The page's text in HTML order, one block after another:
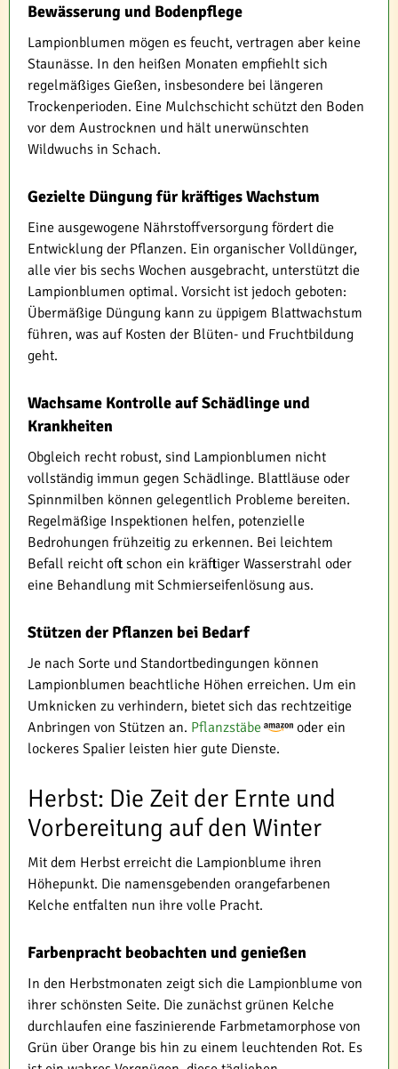
Bewässerung und Bodenpflege
Lampionblumen mögen es feucht, vertragen aber keine
Staunässe. In den heißen Monaten empfiehlt sich
regelmäßiges Gießen, insbesondere bei längeren
Trockenperioden. Eine Mulchschicht schützt den Boden
vor dem Austrocknen und hält unerwünschten
Wildwuchs in Schach.
Gezielte Düngung für kräftiges Wachstum
Eine ausgewogene Nährstoffversorgung fördert die
Entwicklung der Pflanzen. Ein organischer Volldünger,
alle vier bis sechs Wochen ausgebracht, unterstützt die
Lampionblumen optimal. Vorsicht ist jedoch geboten:
Übermäßige Düngung kann zu üppigem Blattwachstum
führen, was auf Kosten der Blüten- und Fruchtbildung
geht.
Wachsame Kontrolle auf Schädlinge und
Krankheiten
Obgleich recht robust, sind Lampionblumen nicht
vollständig immun gegen Schädlinge. Blattläuse oder
Spinnmilben können gelegentlich Probleme bereiten.
Regelmäßige Inspektionen helfen, potenzielle
Bedrohungen frühzeitig zu erkennen. Bei leichtem
Befall reicht oft schon ein kräftiger Wasserstrahl oder
eine Behandlung mit Schmierseifenlösung aus.
Stützen der Pflanzen bei Bedarf
Je nach Sorte und Standortbedingungen können
Lampionblumen beachtliche Höhen erreichen. Um ein
Umknicken zu verhindern, bietet sich das rechtzeitige
Anbringen von Stützen an. Pflanzstäbe
oder ein
lockeres Spalier leisten hier gute Dienste.
Herbst: Die Zeit der Ernte und
Vorbereitung auf den Winter
Mit dem Herbst erreicht die Lampionblume ihren
Höhepunkt. Die namensgebenden orangefarbenen
Kelche entfalten nun ihre volle Pracht.
Farbenpracht beobachten und genießen
In den Herbstmonaten zeigt sich die Lampionblume von
ihrer schönsten Seite. Die zunächst grünen Kelche
durchlaufen eine faszinierende Farbmetamorphose von
Grün über Orange bis hin zu einem leuchtenden Rot. Es